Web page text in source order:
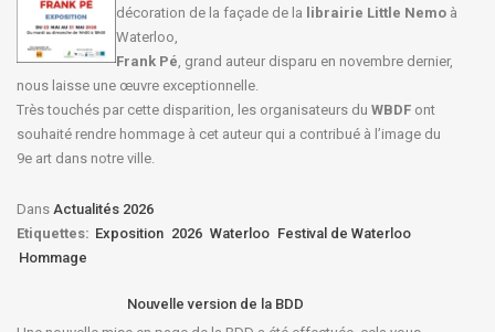
décoration de la façade de la librairie Little Nemo à
Waterloo,
Frank Pé, grand auteur disparu en novembre dernier,
nous laisse une œuvre exceptionnelle.
Très touchés par cette disparition, les organisateurs du WBDF ont
souhaité rendre hommage à cet auteur qui a contribué à l’image du
9e art dans notre ville.
Dans Actualités 2026
Etiquettes: Exposition 2026 Waterloo Festival de Waterloo
Hommage
Nouvelle version de la BDD